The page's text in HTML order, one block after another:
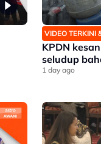
VIDEO TERKINI
KPDN
seludup
1 day ago